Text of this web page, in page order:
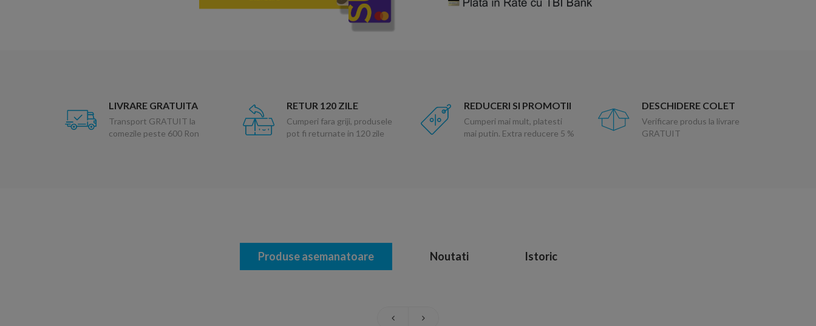
LIVRARE GRATUITA
Transport GRATUIT la
comezile peste 600 Ron
RETUR 120 ZILE
Cumperi fara griji, produsele
pot fi returnate in 120 zile
REDUCERI SI PROMOTII
Cumperi mai mult, platesti
mai putin. Extra reducere 5 %
DESCHIDERE COLET
Verificare produs la livrare
GRATUIT
Produse asemanatoare Noutati Istoric